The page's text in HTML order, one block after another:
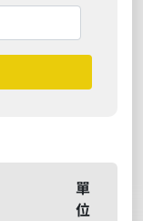
單
位